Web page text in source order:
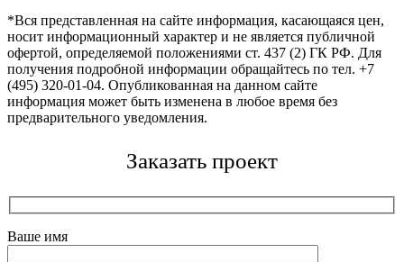
*Вся представленная на сайте информация, касающаяся цен,
носит информационный характер и не является публичной
офертой, определяемой положениями ст. 437 (2) ГК РФ. Для
получения подробной информации обращайтесь по тел. +7
(495) 320-01-04. Опубликованная на данном сайте
информация может быть изменена в любое время без
предварительного уведомления.
Заказать проект
Ваше имя